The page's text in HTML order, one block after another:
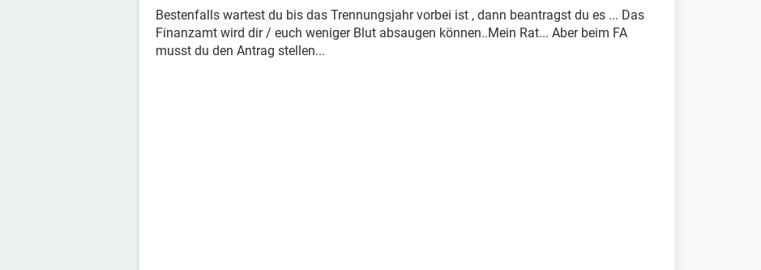
Bestenfalls wartest du bis das Trennungsjahr vorbei ist , dann beantragst du es ... Das
Finanzamt wird dir / euch weniger Blut absaugen können..Mein Rat... Aber beim FA
musst du den Antrag stellen...